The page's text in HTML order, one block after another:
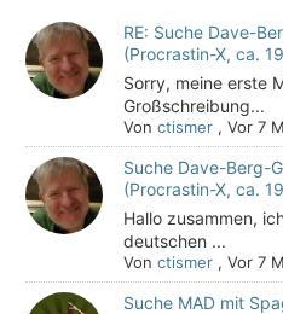
RE: Suche Dave-
(Procrastin-X, ca.
Sorry, meine erste
Großschreibung...
Vonctismer ,Vor 7
Suche Dave-Berg-
(Procrastin-X, ca.
Hallo zusammen,
deutschen ...
Vonctismer ,Vor 7
Suche MAD mit